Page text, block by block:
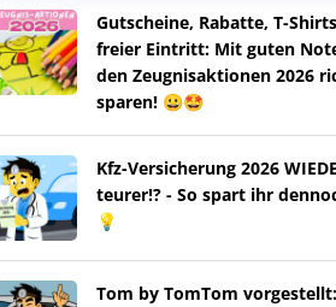
Gutscheine, Rabatte, T-
freier Eintritt: Mit guten
den Zeugnisaktionen 2026
sparen! 😀🤩
Kfz-Versicherung 2026
teurer!? - So spart ihr
💡
Tom by TomTom